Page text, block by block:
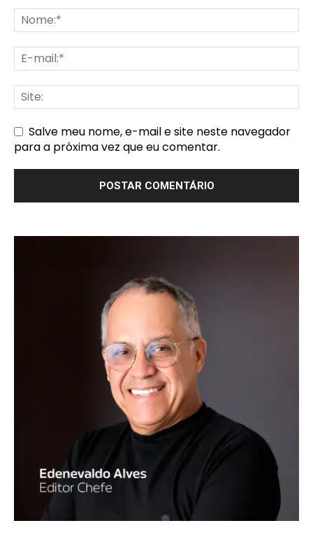
Salve meu nome, e-mail e site neste navegador
para a próxima vez que eu comentar.